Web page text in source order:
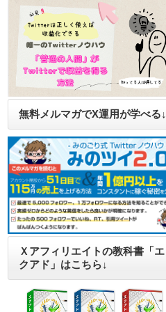
無料メルマガでX運用が学べる↓
Ｘアフィリエイトの教科書「エ
クアド」はこちら↓